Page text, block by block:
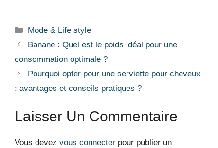
Catégories
Mode & Life style
Banane : Quel est le poids idéal pour une
consommation optimale ?
Pourquoi opter pour une serviette pour cheveux
: avantages et conseils pratiques ?
Laisser Un Commentaire
Vous devez vous connecter pour publier un